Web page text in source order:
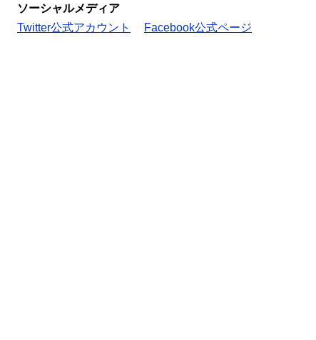
ソーシャルメディア
Twitter公式アカウント
Facebook公式ページ